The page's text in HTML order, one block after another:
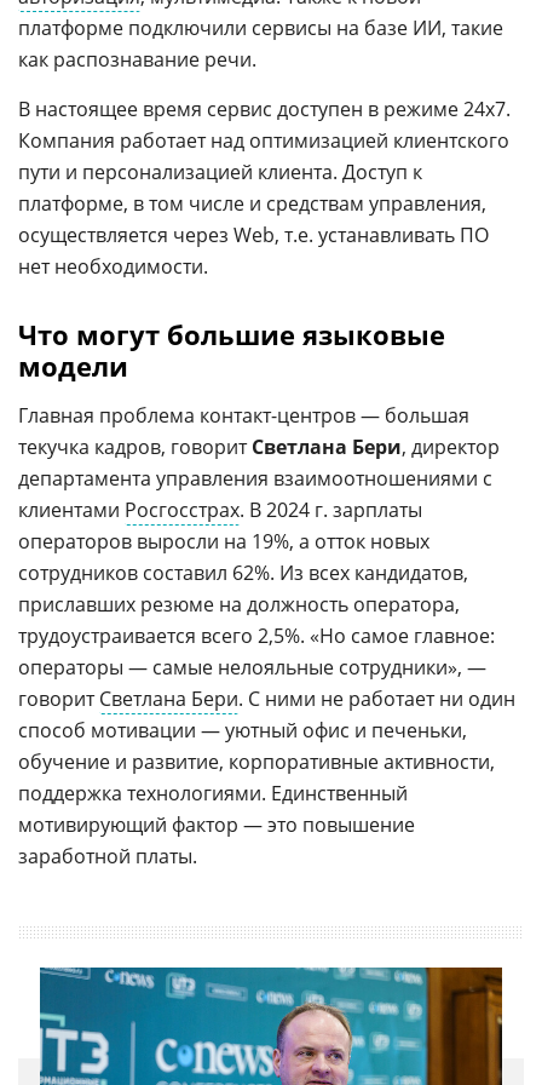
платформе подключили сервисы на базе ИИ, такие
как распознавание речи.
В настоящее время сервис доступен в режиме 24x7.
Компания работает над оптимизацией клиентского
пути и персонализацией клиента. Доступ к
платформе, в том числе и средствам управления,
осуществляется через Web, т.е. устанавливать ПО
нет необходимости.
Что могут большие языковые
модели
Главная проблема контакт-центров — большая
текучка кадров, говоритСветлана Бери, директор
департамента управления взаимоотношениями с
клиентами Росгосстрах. В 2024 г. зарплаты
операторов выросли на 19%, а отток новых
сотрудников составил 62%. Из всех кандидатов,
приславших резюме на должность оператора,
трудоустраивается всего 2,5%. «Но самое главное:
операторы — самые нелояльные сотрудники», —
говоритСветлана Бери. С ними не работает ни один
способ мотивации — уютный офис и печеньки,
обучение и развитие, корпоративные активности,
поддержка технологиями. Единственный
мотивирующий фактор — это повышение
заработной платы.